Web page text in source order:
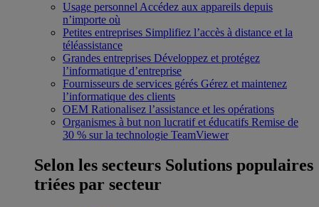
Usage personnel Accédez aux appareils depuis
n’importe où
Petites entreprises Simplifiez l’accès à distance et la
téléassistance
Grandes entreprises Développez et protégez
l’informatique d’entreprise
Fournisseurs de services gérés Gérez et maintenez
l’informatique des clients
OEM Rationalisez l’assistance et les opérations
Organismes à but non lucratif et éducatifs Remise de
30 % sur la technologie TeamViewer
Selon les secteurs Solutions populaires
triées par secteur